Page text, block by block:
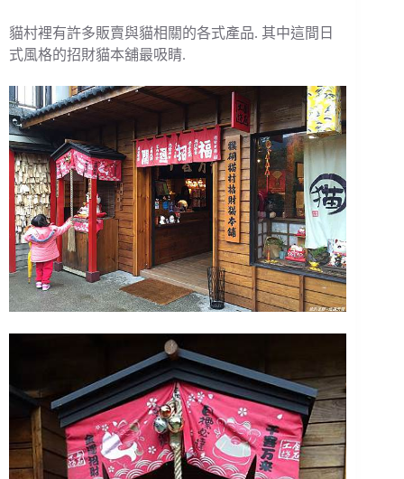
貓村裡有許多販賣與貓相關的各式產品. 其中這間日
式風格的招財貓本舖最吸睛.